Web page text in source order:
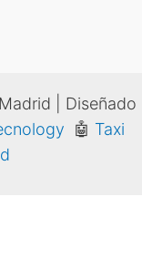
| Diseñado
🤖 Taxi